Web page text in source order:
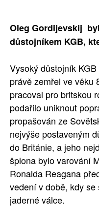
Oleg Gordijevskij
důstojníkem KGB,
Vysoký důstojník
právě zemřel ve věku
pracoval pro britskou
podařilo uniknout
propašován ze
nejvýše postaveným
do Británie, a jeho
špiona bylo varování
Ronalda Reagana
vedení v době, kdy
jaderné válce.